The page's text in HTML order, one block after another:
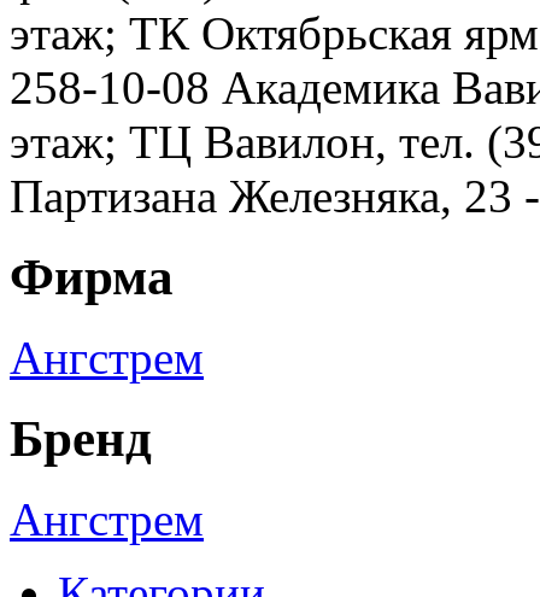
этаж; ТК Октябрьская
258-10-08 Академика
этаж; ТЦ Вавилон, тел.
Партизана Железняка,
Фирма
Ангстрем
Бренд
Ангстрем